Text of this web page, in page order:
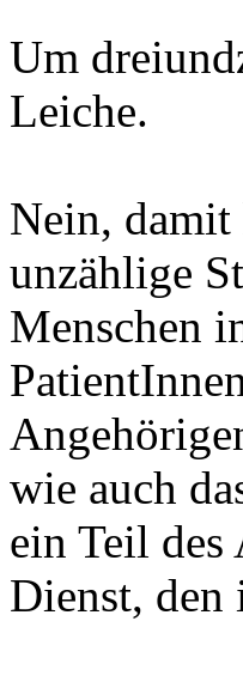
Um
Leiche.
Nein, damit
unzählige
Menschen
wie auch
ein Teil
Dienst, den